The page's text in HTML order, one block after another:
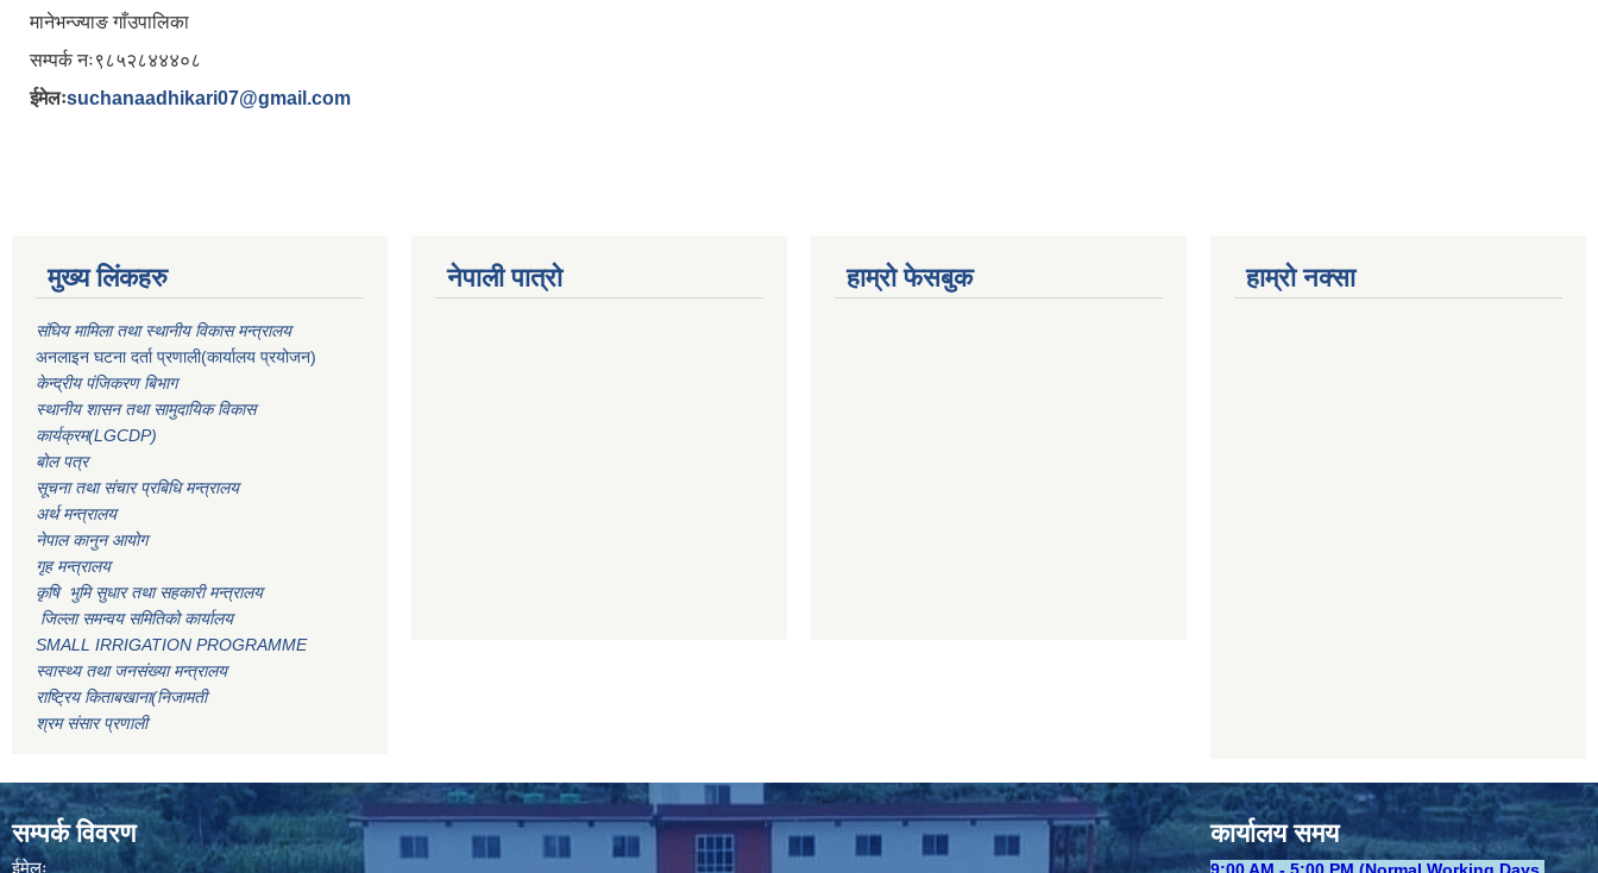
मानेभन्ज्याङ गाँउपालिका
सम्पर्क नः९८५२८४४४०८
ईमेलःsuchanaadhikari07@gmail.com
मुख्य लिंकहरु
संघिय मामिला तथा स्थानीय विकास मन्त्रालय
अनलाइन घटना दर्ता प्रणाली(कार्यालय प्रयोजन)
केन्द्रीय पंजिकरण बिभाग
स्थानीय शासन तथा सामुदायिक विकास
कार्यक्रम(LGCDP)
बोल पत्र
सूचना तथा संचार प्रबिधि मन्त्रालय
अर्थ मन्त्रालय
नेपाल कानुन आयोग
गृह मन्त्रालय
कृषि भुमि सुधार तथा सहकारी मन्त्रालय
जिल्ला समन्वय समितिको कार्यालय
SMALL IRRIGATION PROGRAMME
स्वास्थ्य तथा जनसंख्या मन्त्रालय
राष्ट्रिय किताबखाना(निजामती
श्रम संसार प्रणाली
नेपाली पात्रो हाम्रो फेसबुक हाम्रो नक्सा
सम्पर्क विवरण
ईमेलः
कार्यालय समय